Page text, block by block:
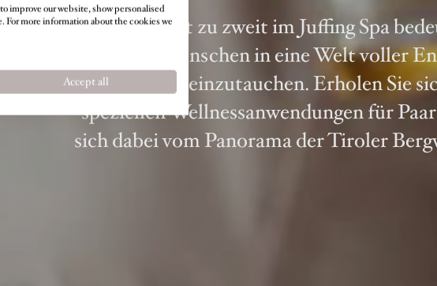
Eine Auszeit zu zweit im Juffing Spa
Lieblingsmenschen in eine Welt voller
Romantik einzutauchen. Erholen Sie
speziellen Wellnessanwendungen für
sich dabei vom Panorama der Tiroler
improve our website, show personalised
For more information about the cookies we
Accept all